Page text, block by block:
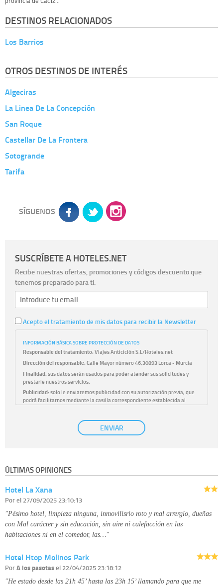
DESTINOS RELACIONADOS
Los Barrios
OTROS DESTINOS DE INTERÉS
Algeciras
La Linea De La Concepción
San Roque
Castellar De La Frontera
Sotogrande
Tarifa
SÍGUENOS
SUSCRÍBETE A HOTELES.NET
Recibe nuestras ofertas, promociones y códigos descuento que
tenemos preparado para ti.
Acepto el tratamiento de mis datos para recibir la Newsletter
INFORMACIÓN BÁSICA SOBRE PROTECCIÓN DE DATOS
Responsable del tratamiento:Viajes Anticiclón S.L/Hoteles.net
Dirección del responsable:Calle Mayor número 46,30893 Lorca - Murcia
Finalidad:sus datos serán usados para poder atender sus solicitudes y
prestarle nuestros servicios.
Publicidad:solo le enviaremos publicidad con su autorización previa, que
podrá facilitarnos mediante la casilla correspondiente establecida al
únicamente trataremos sus datos con su consentimiento
previo, que podrá facilitarnos mediante la casilla correspondiente
Derechos:tiene derecho a saber qué información tenemos sobre usted,
disponible en nuestra página web.
Información complementaria:
ENVIAR
ÚLTIMAS OPINIONES
Hotel La Xana
Porel 27/09/2025 23:10:13
"Pésimo hotel, limpieza ninguna, inmovilisrio roto y mal arrerglo, dueñas
con Mal carácter y sin educación, sin aire ni calefacción en las
habitaciones ni en el comedor, las…"
Hotel Htop Molinos Park
PorA los pasotasel 22/04/2025 23:18:12
"He estado desde las 21h 45’ hasta las 23h 15’ llamando para que me